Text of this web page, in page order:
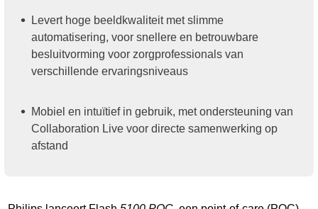
Levert hoge beeldkwaliteit met slimme
automatisering, voor snellere en betrouwbare
besluitvorming voor zorgprofessionals van
verschillende ervaringsniveaus
Mobiel en intuïtief in gebruik, met ondersteuning van
Collaboration Live voor directe samenwerking op
afstand